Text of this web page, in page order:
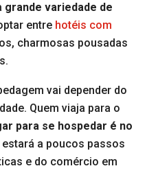
grande variedade de
entre hotéis com
charmosas pousadas
vai depender do
Quem viaja para o
para se hospedar é no
estará a poucos passos
e do comércio em